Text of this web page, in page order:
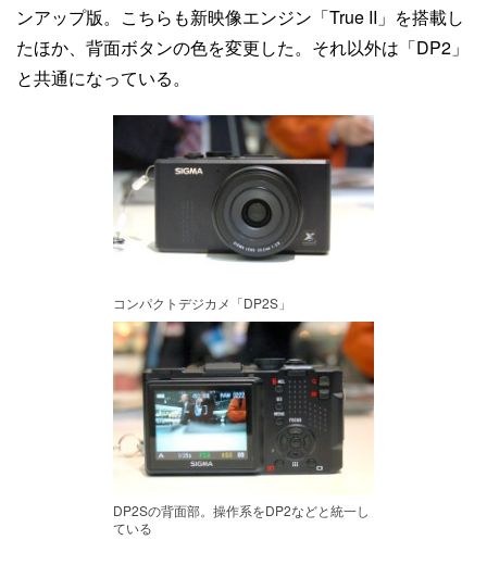
ンアップ版。こちらも新映像エンジン「True II」を搭載し
たほか、背面ボタンの色を変更した。それ以外は「DP2」
と共通になっている。
コンパクトデジカメ「DP2S」
DP2Sの背面部。操作系をDP2などと統一し
ている